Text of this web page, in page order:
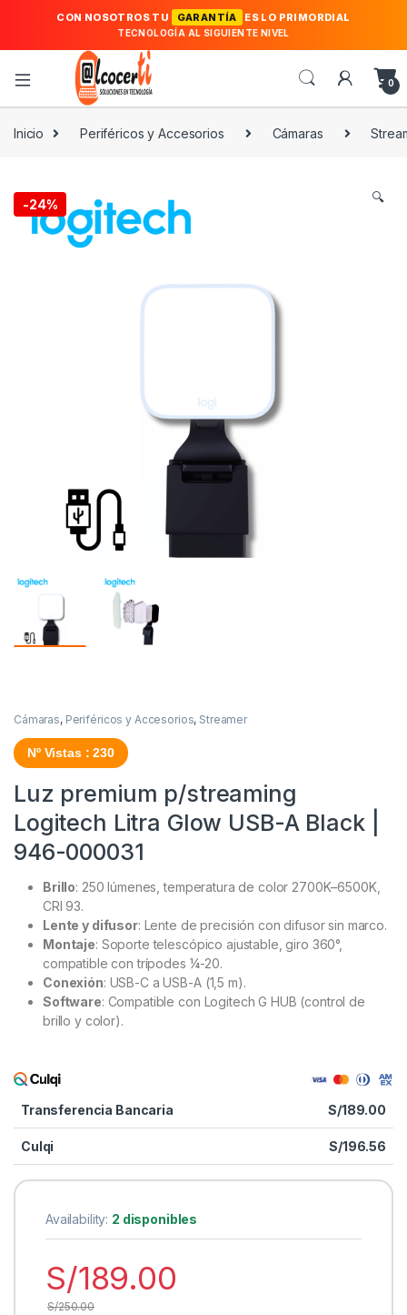
CON NOSOTROS TU GARANTÍA ES LO PRIMORDIAL
TECNOLOGÍA AL SIGUIENTE NIVEL
0
Inicio Periféricos y Accesorios Cámaras
-24% 🔍
Cámaras, Periféricos y Accesorios, Streamer
Nº Vistas : 230
Luz premium p/streaming
Logitech Litra Glow USB-A Black |
946-000031
Brillo: 250 lúmenes, temperatura de color 2700K–6500K,
CRI 93.
Lente y difusor: Lente de precisión con difusor sin marco.
Montaje: Soporte telescópico ajustable, giro 360°,
compatible con trípodes ¼-20.
Conexión: USB-C a USB-A (1,5 m).
Software: Compatible con Logitech G HUB (control de
brillo y color).
Transferencia Bancaria S/189.00
Culqi S/196.56
Availability: 2 disponibles
S/189.00
S/250.00